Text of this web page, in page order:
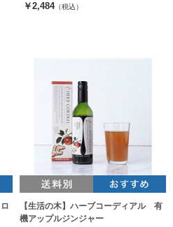
￥2,484（税込）
【生活の木】ハーブコーディアル 有
機アップルジンジャー